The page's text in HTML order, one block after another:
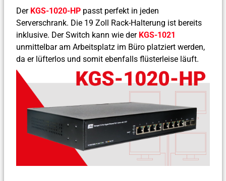
Der KGS-1020-HP passt perfekt in jeden
Serverschrank. Die 19 Zoll Rack-Halterung ist bereits
inklusive. Der Switch kann wie der KGS-1021
unmittelbar am Arbeitsplatz im Büro platziert werden,
da er lüfterlos und somit ebenfalls flüsterleise läuft.